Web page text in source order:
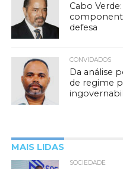
Cabo
defesa
CONVIDADOS
Da análise
de regime
MAIS LIDAS
SOCIEDADE